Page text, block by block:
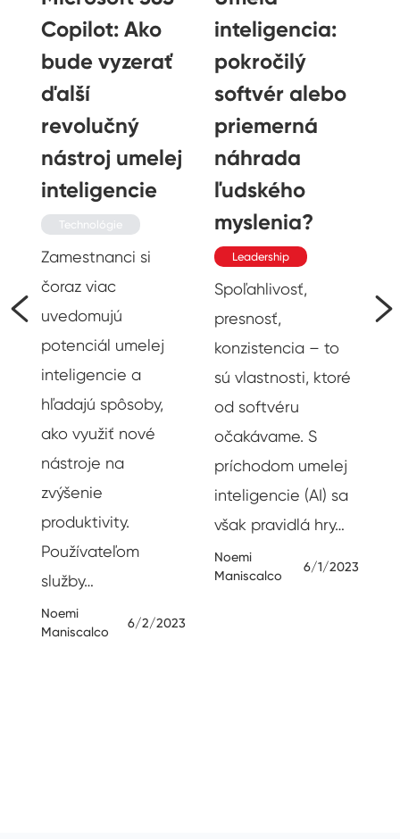
Copilot: Ako
bude vyzerať
ďalší
revolučný
nástroj umelej
inteligencie
Technológie
Zamestnanci si
čoraz viac
uvedomujú
potenciál umelej
inteligencie a
hľadajú spôsoby,
ako využiť nové
nástroje na
zvýšenie
produktivity.
Používateľom
služby…
Noemi
Maniscalco
6/2/2023
inteligencia:
pokročilý
softvér alebo
priemerná
náhrada
ľudského
myslenia?
Leadership
Spoľahlivosť,
presnosť,
konzistencia – to
sú vlastnosti, ktoré
od softvéru
očakávame. S
príchodom umelej
inteligencie (AI) sa
však pravidlá hry…
Noemi
Maniscalco
6/1/2023